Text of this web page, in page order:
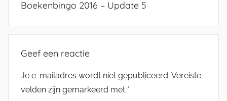
Boekenbingo 2016 – Update 5
Geef een reactie
Je e-mailadres wordt niet gepubliceerd. Vereiste
velden zijn gemarkeerd met *